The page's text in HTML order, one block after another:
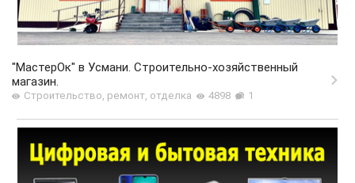
"МастерОк" в Усмани. Строительно-хозяйственный
магазин.
Строительство, ремонт, отделка 4898 1